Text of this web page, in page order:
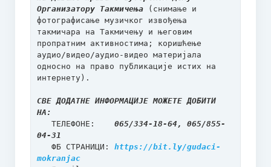
Организатору Такмичења
(снимање и
фотографисање музичког извођења
такмичара на Такмичењу и његовим
пропратним активностима; коришћење
аудио/видео/аудио-видео материјала
односно на право публикације истих на
интернету).
СВЕ ДОДАТНЕ ИНФОРМАЦИЈЕ МОЖЕТЕ ДОБИТИ
НА:
   ТЕЛЕФОНЕ:
065/334-18-64, 065/855-
04-31
   ФБ СТРАНИЦИ:
https://bit.ly/gudaci-
mokranjac